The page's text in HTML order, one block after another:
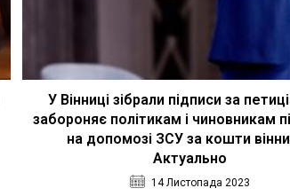
У Вінниці зібрали підписи за
забороняє політикам і чиновникам
на допомозі ЗСУ за кошти
Актуально
14 Листопада 2023